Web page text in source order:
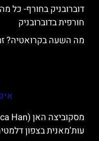
דוברובניק בחורף- כל
חורפית בדוברובניק
מה השעה בקרואטיה?
עות’מאנית בצפון